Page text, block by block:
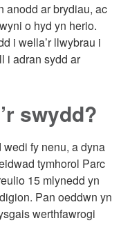
anodd ar brydiau, ac
o hyd yn herio.
i wella’r llwybrau i
i adran sydd ar
swydd?
fy nenu, a dyna
tymhorol Parc
15 mlynedd yn
Pan oeddwn yn
werthfawrogi